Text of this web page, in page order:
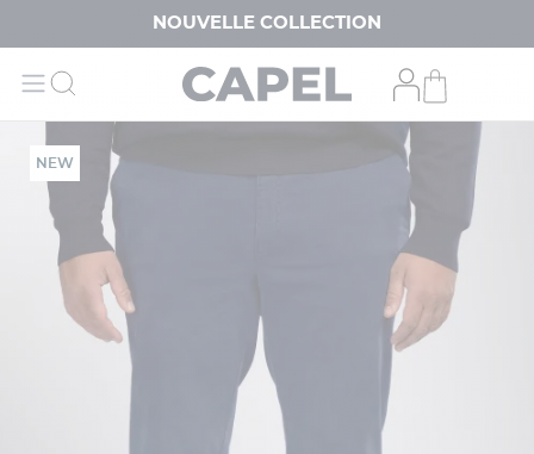
NOUVELLE COLLECTION
NEW